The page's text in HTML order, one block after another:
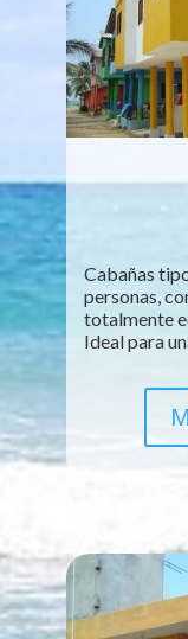
Cabañas
personas,
totalmente
Ideal para